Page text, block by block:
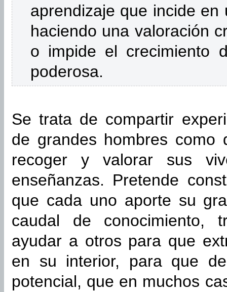
aprendizaje que incide
haciendo una valoración
o impide el crecimiento
poderosa.
Se trata de compartir
de grandes hombres como
recoger y valorar sus
enseñanzas. Pretende
que cada uno aporte su
caudal de conocimiento,
ayudar a otros para que
en su interior, para que
potencial, que en muchos